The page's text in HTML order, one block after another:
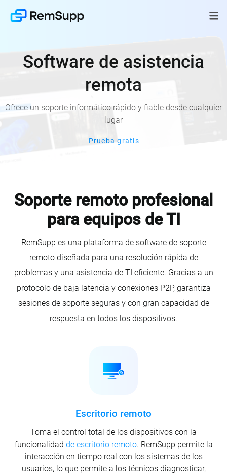
Software de asistencia
remota
Ofrece un soporte informático rápido y fiable desde cualquier
lugar
Prueba gratis
Soporte remoto profesional
para equipos de TI
RemSupp es una plataforma de software de soporte
remoto diseñada para una resolución rápida de
problemas y una asistencia de TI eficiente. Gracias a un
protocolo de baja latencia y conexiones P2P, garantiza
sesiones de soporte seguras y con gran capacidad de
respuesta en todos los dispositivos.
Escritorio remoto
Toma el control total de los dispositivos con la
funcionalidad de escritorio remoto. RemSupp permite la
interacción en tiempo real con los sistemas de los
usuarios, lo que permite a los técnicos diagnosticar,